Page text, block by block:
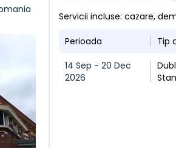
Servicii incluse: cazare,
Perioada Tip
14 Sep - 20 Dec
2026